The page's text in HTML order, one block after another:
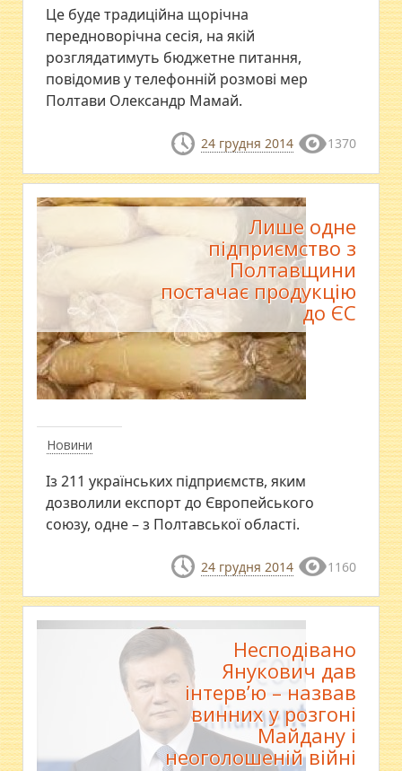
Це буде традиційна щорічна
передноворічна сесія, на якій
розглядатимуть бюджетне питання,
повідомив у телефонній розмові мер
Полтави Олександр Мамай.
24 грудня 2014 1370
Новини
Лише одне
підприємство з
Полтавщини
постачає продукцію
до ЄС
Із 211 українських підприємств, яким
дозволили експорт до Європейського
союзу, одне – з Полтавської області.
24 грудня 2014 1160
Несподівано
Янукович дав
інтерв’ю – назвав
винних у розгоні
Майдану і
неоголошеній війні